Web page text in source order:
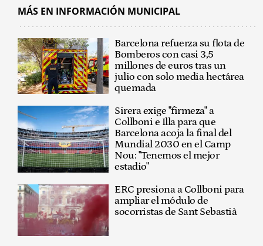
MÁS EN INFORMACIÓN MUNICIPAL
Barcelona refuerza su flota de
Bomberos con casi 3,5
millones de euros tras un
julio con solo media hectárea
quemada
Sirera exige "firmeza" a
Collboni e Illa para que
Barcelona acoja la final del
Mundial 2030 en el Camp
Nou: "Tenemos el mejor
estadio"
ERC presiona a Collboni para
ampliar el módulo de
socorristas de Sant Sebastià